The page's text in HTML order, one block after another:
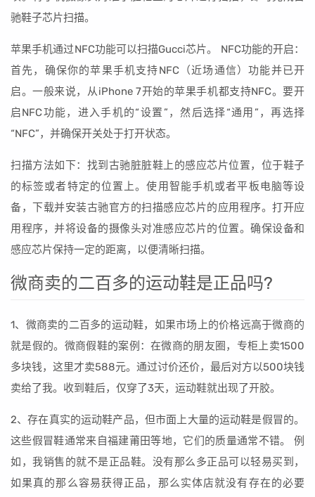
驰鞋子芯片扫描。
苹果手机通过NFC功能可以扫描Gucci芯片。 NFC功能的开启：
首先，确保你的苹果手机支持NFC（近场通信）功能并已开
启。一般来说，从iPhone 7开始的苹果手机都支持NFC。要开
启NFC功能，进入手机的“设置”，然后选择“通用”，再选择
“NFC”，并确保开关处于打开状态。
扫描方法如下：找到古驰脏脏鞋上的感应芯片位置，位于鞋子
的标签或者特定的位置上。使用智能手机或者平板电脑等设
备，下载并安装古驰官方的扫描感应芯片的应用程序。打开应
用程序，并将设备的摄像头对准感应芯片的位置。确保设备和
感应芯片保持一定的距离，以便清晰扫描。
微商卖的二百多的运动鞋是正品吗?
1、微商卖的二百多的运动鞋，如果市场上的价格远高于微商的
就是假的。微商假鞋的案例：在微商的朋友圈，专柜上卖1500
多块钱，这里才卖588元。通过讨价还价，最后对方以500块钱
卖给了我。收到鞋后，仅穿了3天，运动鞋就出现了开胶。
2、存在真实的运动鞋产品，但市面上大量的运动鞋是假冒的。
这些假冒鞋通常来自福建莆田等地，它们的质量通常不错。 例
如，我销售的就不是正品鞋。没有那么多正品可以轻易买到，
如果真的那么容易获得正品，那么实体店就没有存在的必要